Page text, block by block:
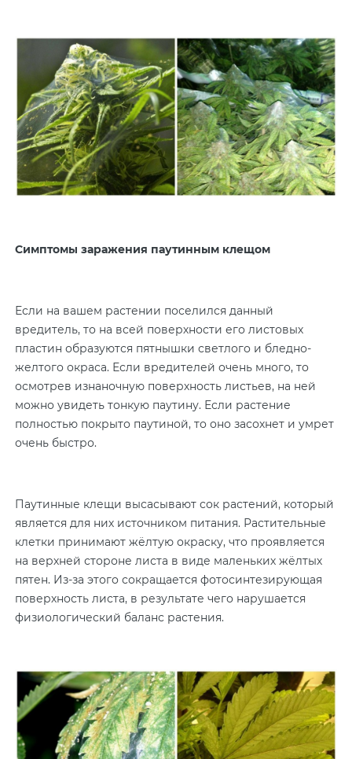
Симптомы заражения паутинным клещом
Если на вашем растении поселился данный
вредитель, то на всей поверхности его листовых
пластин образуются пятнышки светлого и бледно-
желтого окраса. Если вредителей очень много, то
осмотрев изнаночную поверхность листьев, на ней
можно увидеть тонкую паутину. Если растение
полностью покрыто паутиной, то оно засохнет и умрет
очень быстро.
Паутинные клещи высасывают сок растений, который
является для них источником питания. Растительные
клетки принимают жёлтую окраску, что проявляется
на верхней стороне листа в виде маленьких жёлтых
пятен. Из-за этого сокращается фотосинтезирующая
поверхность листа, в результате чего нарушается
физиологический баланс растения.